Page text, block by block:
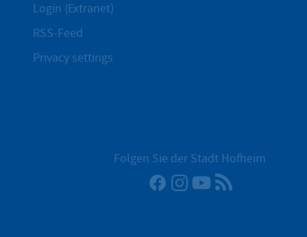
Login (Extranet)
RSS-Feed
Privacy settings
Folgen Sie der Stadt Hofheim
Facebook
Instagram
YouTube